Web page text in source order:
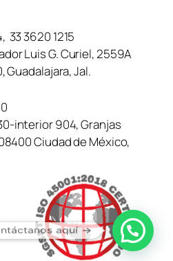
, 33 3620 1215
Luis G. Curiel, 2559A
Guadalajara, Jal.
interior 904, Granjas
Ciudad de México,
aquí →